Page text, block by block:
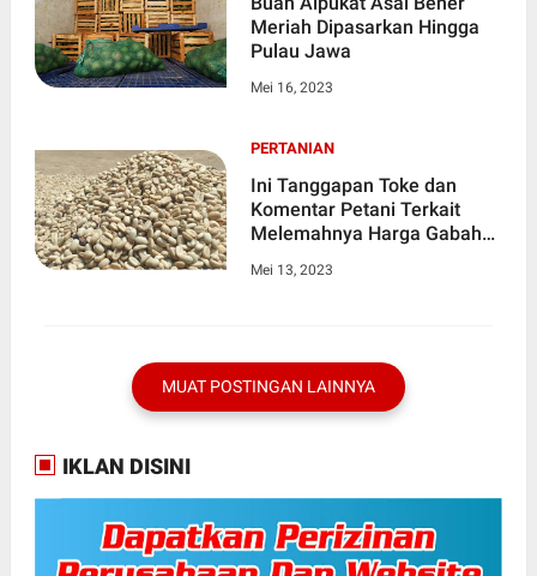
Meriah Dipasarkan Hingga
Pulau Jawa
Mei 16, 2023
PERTANIAN
Ini Tanggapan Toke dan
Komentar Petani Terkait
Melemahnya Harga Gabah
Mei 13, 2023
MUAT POSTINGAN LAINNYA
IKLAN DISINI